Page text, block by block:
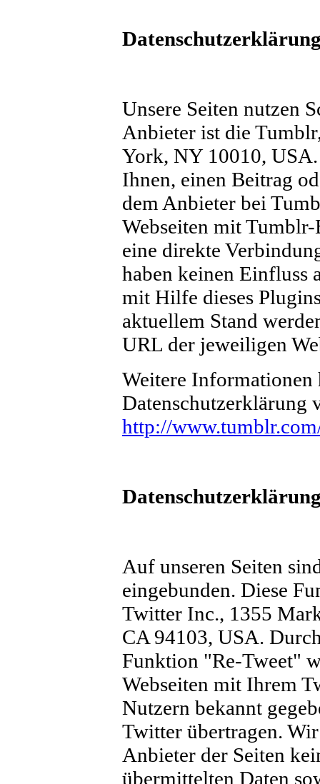
Unsere Seiten nutzen
Anbieter ist die
York, NY 10010,
Ihnen, einen Beitrag
dem Anbieter bei
Webseiten mit
eine direkte
haben keinen Einfluss
mit Hilfe dieses
aktuellem Stand
URL der jeweiligen
Weitere
Datenschutzerklärung
http://
Auf unseren Seiten
eingebunden. Diese
Twitter Inc., 1355
CA 94103, USA.
Funktion "Re-Tweet"
Webseiten mit Ihrem
Nutzern bekannt
Twitter übertragen.
Anbieter der Seiten
übermittelten Daten